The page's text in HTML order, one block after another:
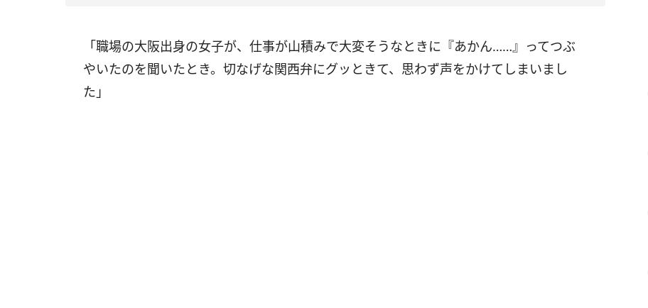
「職場の大阪出身の女子が、仕事が山積みで大変そうなときに『あかん……』ってつぶ
やいたのを聞いたとき。切なげな関西弁にグッときて、思わず声をかけてしまいまし
た」